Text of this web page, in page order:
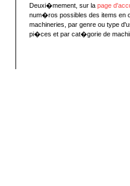
Deuxi�mement, sur la page
num�ros possibles des items
machineries, par genre ou type
pi�ces et par cat�gorie de